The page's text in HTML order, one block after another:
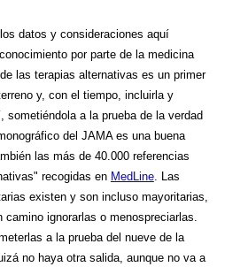
datos y consideraciones aquí
por parte de la medicina
las terapias alternativas es un primer
y, con el tiempo, incluirla y
sometiéndola a la prueba de la verdad
del JAMA es una buena
las más de 40.000 referencias
recogidas en MedLine. Las
existen y son incluso mayoritarias,
camino ignorarlas o menospreciarlas.
a la prueba del nueve de la
no haya otra salida, aunque no va a